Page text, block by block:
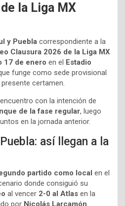
la Liga MX
y Puebla correspondiente a la
Clausura 2026 de la Liga MX
17 de enero en el Estadio
funge como sede provisional
certamen.
con la intención de
de la fase regular, luego
en la jornada anterior.
así llegan a la
partido como local en el
donde consiguió su
al vencer 2-0 al Atlas en la
por Nicolás Larcamón